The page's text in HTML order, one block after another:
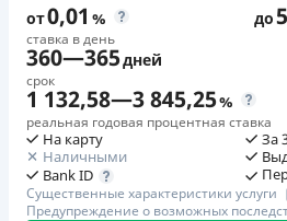
от0,01 %
ставка в день
до
360—365дней
срок
1 132,58—3 845,25%
реальная годовая процентная ставка
На карту
Наличными
Bank ID
За
Существенные характеристики услуги
Предупреждение о возможных